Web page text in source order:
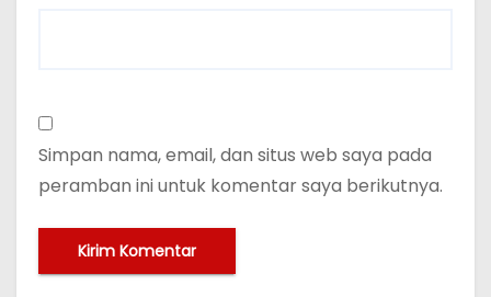
Simpan nama, email, dan situs web saya pada
peramban ini untuk komentar saya berikutnya.